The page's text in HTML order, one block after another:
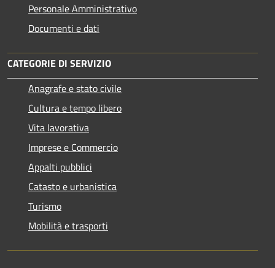
Personale Amministrativo
Documenti e dati
CATEGORIE DI SERVIZIO
Anagrafe e stato civile
Cultura e tempo libero
Vita lavorativa
Imprese e Commercio
Appalti pubblici
Catasto e urbanistica
Turismo
Mobilità e trasporti